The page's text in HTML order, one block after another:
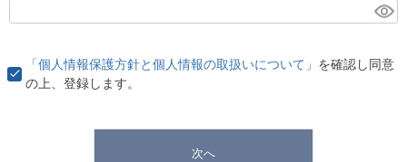
)
「個人情報保護方針と個人情報の取扱いについて」 を確認し同意
の上、登録します。
次へ